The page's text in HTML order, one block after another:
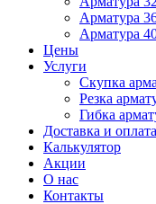
Арматура
Арматура
Цены
Услуги
Скупка
Резка
Гибка
Доставка и оплата
Калькулятор
Акции
О нас
Контакты